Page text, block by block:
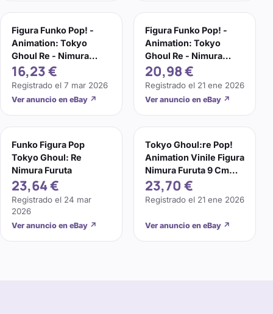
Figura Funko Pop! -
Animation: Tokyo
Ghoul Re - Nimura
Furuta, Vinilo, 9 cm
16,23 €
Registrado el 7 mar 2026
Ver anuncio en eBay ↗
Figura Funko Pop! -
Animation: Tokyo
Ghoul Re - Nimura
Furuta, Vinilo, 9 cm
20,98 €
Registrado el 21 ene 2026
Ver anuncio en eBay ↗
Funko Figura Pop
Tokyo Ghoul: Re
Nimura Furuta
23,64 €
Registrado el 24 mar
2026
Ver anuncio en eBay ↗
Tokyo Ghoul:re Pop!
Animation Vinile Figura
Nimura Furuta 9 Cm
Funko
23,70 €
Registrado el 21 ene 2026
Ver anuncio en eBay ↗